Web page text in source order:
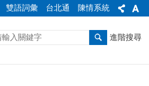
雙語詞彙 台北通 陳情系統
進階搜尋